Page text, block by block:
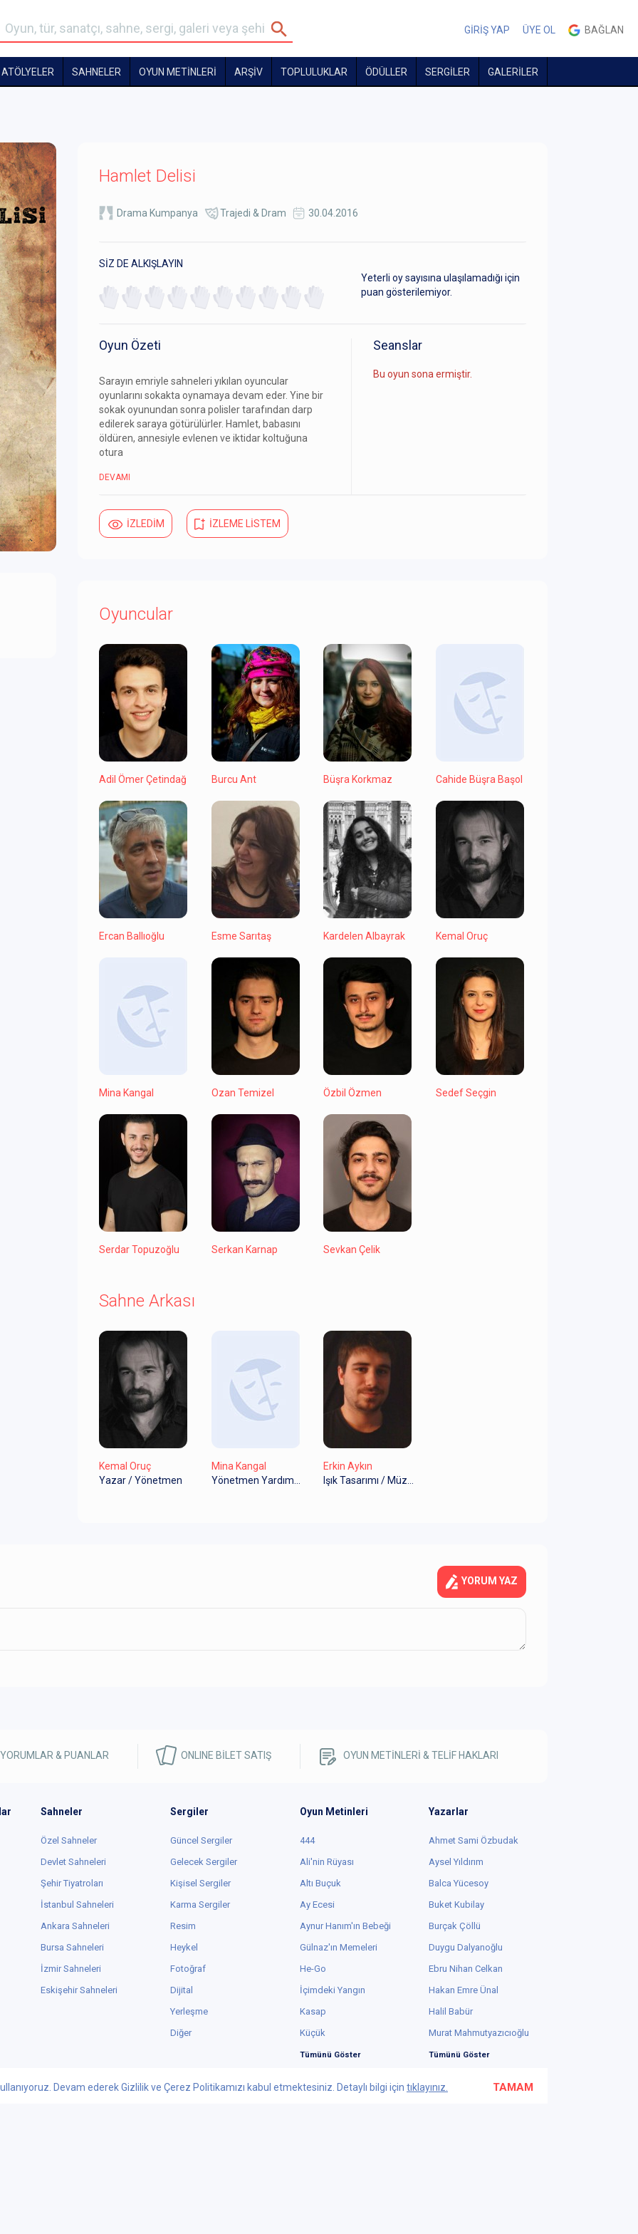
Devam ederek Gizlilik ve Çerez Politikamızı kabul etmektesiniz. Detaylı bilgi için tıklayınız. TAMAM
GİRİŞ YAP ÜYE OL BAĞLAN
ATÖLYELER SAHNELER OYUN METİNLERİ ARŞİV TOPLULUKLAR ÖDÜLLER SERGİLER GALERİLER
Hamlet Delisi
Drama Kumpanya Trajedi & Dram 30.04.2016
SİZ DE ALKIŞLAYIN
Yeterli oy sayısına ulaşılamadığı için
puan gösterilemiyor.
Oyun Özeti
Sarayın emriyle sahneleri yıkılan oyuncular
oyunlarını sokakta oynamaya devam eder. Yine bir
sokak oyunundan sonra polisler tarafından darp
edilerek saraya götürülürler. Hamlet, babasını
öldüren, annesiyle evlenen ve iktidar koltuğuna
otura
DEVAMI
Seanslar
Bu oyun sona ermiştir.
İZLEDİM İZLEME LİSTEM
Oyuncular
Adil Ömer Çetindağ Burcu Ant Büşra Korkmaz Cahide Büşra Başol
Ercan Ballıoğlu Esme Sarıtaş Kardelen Albayrak Kemal Oruç
Mina Kangal Ozan Temizel Özbil Özmen Sedef Seçgin
Serdar Topuzoğlu Serkan Karnap Sevkan Çelik
Sahne Arkası
Kemal Oruç
Yazar / Yönetmen
Mina Kangal
Yönetmen Yardımcısı
Erkin Aykın
Işık Tasarımı / Müzik
YORUM YAZ
YORUMLAR & PUANLAR ONLINE BİLET SATIŞ OYUN METİNLERİ & TELİF HAKLARI
Sahneler
Özel Sahneler
Devlet Sahneleri
Şehir Tiyatroları
İstanbul Sahneleri
Ankara Sahneleri
Bursa Sahneleri
İzmir Sahneleri
Eskişehir Sahneleri
Sergiler
Güncel Sergiler
Gelecek Sergiler
Kişisel Sergiler
Karma Sergiler
Resim
Heykel
Fotoğraf
Dijital
Yerleşme
Diğer
Oyun Metinleri
444
Ali'nin Rüyası
Altı Buçuk
Ay Ecesi
Aynur Hanım'ın Bebeği
Gülnaz'ın Memeleri
He-Go
İçimdeki Yangın
Kasap
Küçük
Tümünü Göster
Yazarlar
Ahmet Sami Özbudak
Aysel Yıldırım
Balca Yücesoy
Buket Kubilay
Burçak Çöllü
Duygu Dalyanoğlu
Ebru Nihan Celkan
Hakan Emre Ünal
Halil Babür
Murat Mahmutyazıcıoğlu
Tümünü Göster